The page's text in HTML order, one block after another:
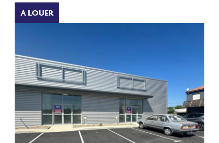
A LOUER